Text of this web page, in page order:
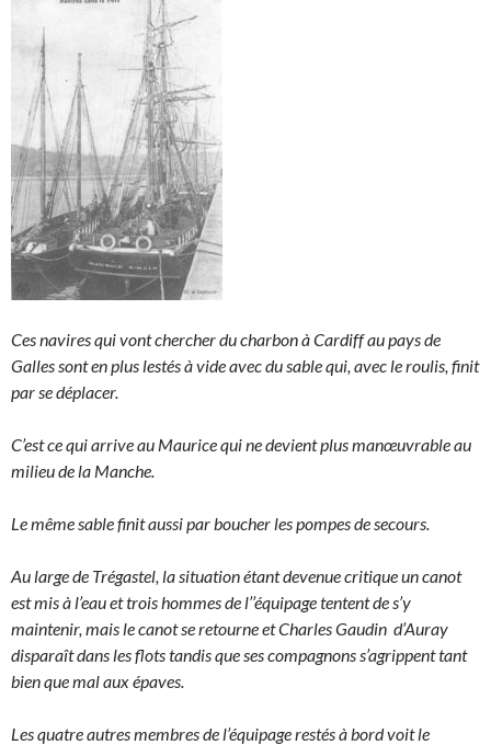
Ces navires qui vont chercher du charbon à Cardiff au pays de
Galles sont en plus lestés à vide avec du sable qui, avec le roulis, finit
par se déplacer.
C’est ce qui arrive au Maurice qui ne devient plus manœuvrable au
milieu de la Manche.
Le même sable finit aussi par boucher les pompes de secours.
Au large de Trégastel, la situation étant devenue critique un canot
est mis à l’eau et trois hommes de l’’équipage tentent de s’y
maintenir, mais le canot se retourne et Charles Gaudin d’Auray
disparaît dans les flots tandis que ses compagnons s’agrippent tant
bien que mal aux épaves.
Les quatre autres membres de l’équipage restés à bord voit le